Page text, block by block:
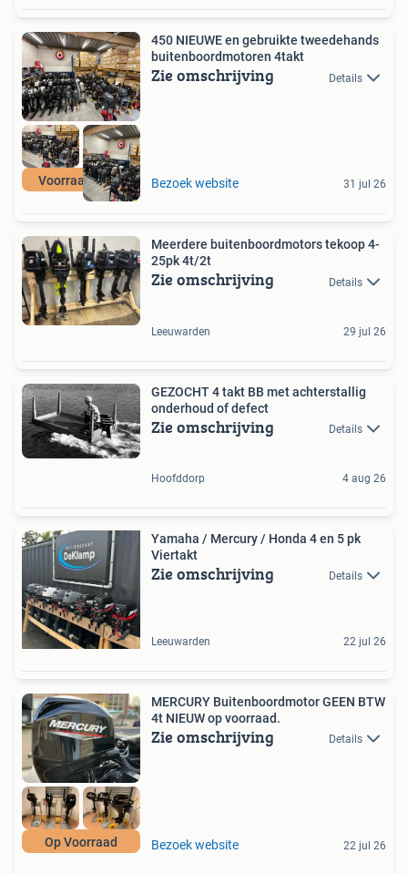
Voorraad actie
450 NIEUWE en gebruikte tweedehands
buitenboordmotoren 4takt
Zie omschrijving Details
Bezoek website 31 jul 26
Meerdere buitenboordmotors tekoop 4-
25pk 4t/2t
Zie omschrijving Details
Leeuwarden 29 jul 26
GEZOCHT 4 takt BB met achterstallig
onderhoud of defect
Zie omschrijving Details
Hoofddorp 4 aug 26
Yamaha / Mercury / Honda 4 en 5 pk
Viertakt
Zie omschrijving Details
Leeuwarden 22 jul 26
Op Voorraad
MERCURY Buitenboordmotor GEEN BTW
4t NIEUW op voorraad.
Zie omschrijving Details
Bezoek website 22 jul 26